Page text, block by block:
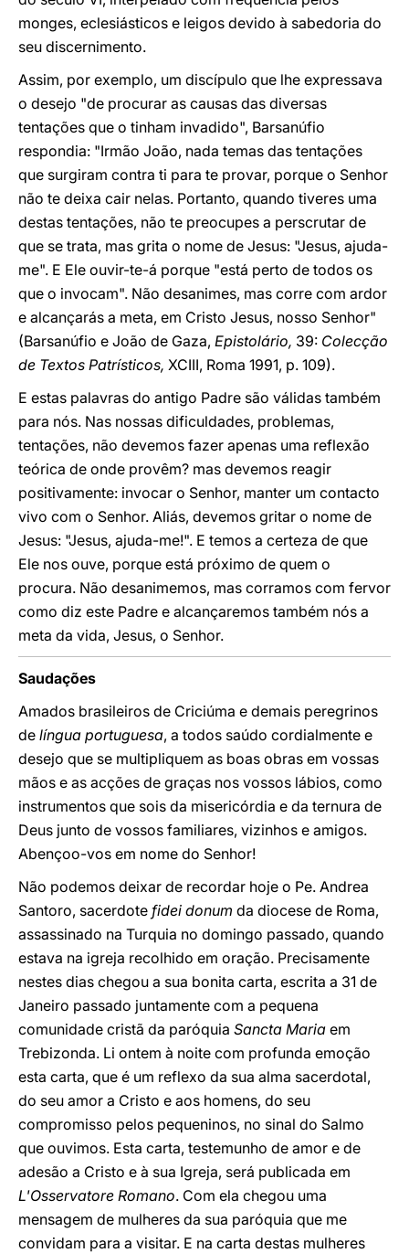
monges, eclesiásticos e leigos devido à sabedoria do
seu discernimento.
Assim, por exemplo, um discípulo que lhe expressava
o desejo "de procurar as causas das diversas
tentações que o tinham invadido", Barsanúfio
respondia: "Irmão João, nada temas das tentações
que surgiram contra ti para te provar, porque o Senhor
não te deixa cair nelas. Portanto, quando tiveres uma
destas tentações, não te preocupes a perscrutar de
que se trata, mas grita o nome de Jesus: "Jesus, ajuda-
me". E Ele ouvir-te-á porque "está perto de todos os
que o invocam". Não desanimes, mas corre com ardor
e alcançarás a meta, em Cristo Jesus, nosso Senhor"
(Barsanúfio e João de Gaza, Epistolário, 39: Colecção
de Textos Patrísticos, XCIII, Roma 1991, p. 109).
E estas palavras do antigo Padre são válidas também
para nós. Nas nossas dificuldades, problemas,
tentações, não devemos fazer apenas uma reflexão
teórica de onde provêm? mas devemos reagir
positivamente: invocar o Senhor, manter um contacto
vivo com o Senhor. Aliás, devemos gritar o nome de
Jesus: "Jesus, ajuda-me!". E temos a certeza de que
Ele nos ouve, porque está próximo de quem o
procura. Não desanimemos, mas corramos com fervor
como diz este Padre e alcançaremos também nós a
meta da vida, Jesus, o Senhor.
Saudações
Amados brasileiros de Criciúma e demais peregrinos
de língua portuguesa, a todos saúdo cordialmente e
desejo que se multipliquem as boas obras em vossas
mãos e as acções de graças nos vossos lábios, como
instrumentos que sois da misericórdia e da ternura de
Deus junto de vossos familiares, vizinhos e amigos.
Abençoo-vos em nome do Senhor!
Não podemos deixar de recordar hoje o Pe. Andrea
Santoro, sacerdote fidei donum da diocese de Roma,
assassinado na Turquia no domingo passado, quando
estava na igreja recolhido em oração. Precisamente
nestes dias chegou a sua bonita carta, escrita a 31 de
Janeiro passado juntamente com a pequena
comunidade cristã da paróquia Sancta Maria em
Trebizonda. Li ontem à noite com profunda emoção
esta carta, que é um reflexo da sua alma sacerdotal,
do seu amor a Cristo e aos homens, do seu
compromisso pelos pequeninos, no sinal do Salmo
que ouvimos. Esta carta, testemunho de amor e de
adesão a Cristo e à sua Igreja, será publicada em
L'Osservatore Romano. Com ela chegou uma
mensagem de mulheres da sua paróquia que me
convidam para a visitar. E na carta destas mulheres